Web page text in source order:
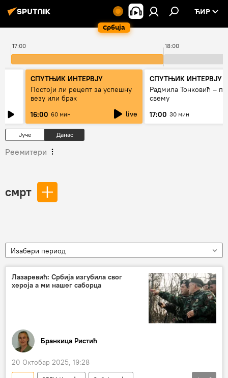
Србија
ЋИР
17:00 18:00
СПУТЊИК ИНТЕРВЈУ
Постоји ли рецепт за успешну
везу или брак
16:00 60 мин live
СПУТЊИК ИНТЕРВЈУ
Радмила Тонковић –
свему
17:00 30 мин
Јуче Данас
Реемитери
смрт
Изабери период
Лазаревић: Србија изгубила свог
хероја а ми нашег саборца
Бранкица Ристић
20 Октобар 2025, 19:28